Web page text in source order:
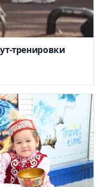
тренировки